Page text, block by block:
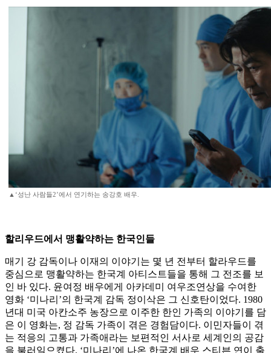
▲‘성난 사람들2’에서 연기하는 송강호 배우.
할리우드에서 맹활약하는 한국인들
매기 강 감독이나 이재의 이야기는 몇 년 전부터 할라우드를
중심으로 맹활약하는 한국계 아티스트들을 통해 그 전조를 보
인 바 있다. 윤여정 배우에게 아카데미 여우조연상을 수여한
영화 ‘미나리’의 한국계 감독 정이삭은 그 신호탄이었다. 1980
년대 미국 아칸소주 농장으로 이주한 한인 가족의 이야기를 담
은 이 영화는, 정 감독 가족이 겪은 경험담이다. 이민자들이 겪
는 적응의 고통과 가족애라는 보편적인 서사로 세계인의 공감
을 불러일으켰다. ‘미나리’에 나온 한국계 배우 스티븐 연이 출